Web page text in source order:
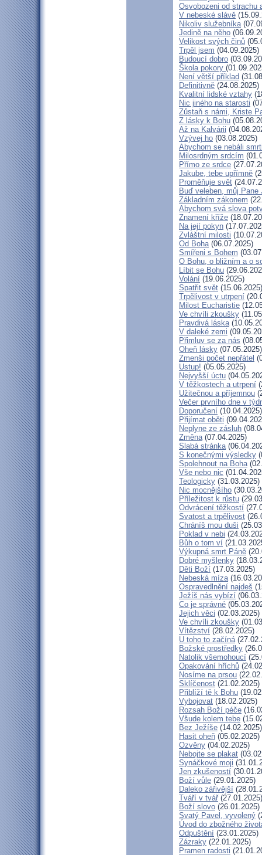
Osvobozeni od strachu
V nebeské slávě
Nikoliv služebníka
Jedině na něho
Velikost svých činů
Trpěl jsem (04.09.2025)
Budoucí dobro
Škola pokory
Není větší příklad
Definitivně (24.08.2025)
Kvalitní lidské vztahy
Nic jiného na starosti
Zůstaň s námi, Kriste
Z lásky k Bohu
Až na Kalvárii
Vzývej ho (03.08.2025)
Abychom se nebáli
Milosrdným srdcím
Přímo ze srdce
Jakube, tebe upřímně
Proměňuje svět
Buď veleben, můj
Základním zákonem
Abychom svá slova
Znamení kříže
Na její pokyn
Zvláštní milosti
Od Boha(06.07.2025)
Smířeni s Bohem
O Bohu, o bližním a o
Líbit se Bohu
Volání (19.06.2025)
Spatřit svět (15.06.2025)
Trpělivost v utrpení
Milost Eucharistie
Ve chvíli zkoušky
Pravdivá láska
V daleké zemi
Přimluv se za nás
Oheň lásky (07.05.2025)
Zmenši počet nepřátel
Ustup! (05.05.2025)
Nejvyšší úctu
V těžkostech a utrpení
Užitečnou a příjemnou
Večer prvního dne v
Doporučení (10.04.2025)
Přijímat oběti
Neplyne ze zásluh
Změna(07.04.2025)
Slabá stránka
S konečnými výsledky
Spolehnout na Boha
Vše nebo nic
Teologicky (31.03.2025)
Nic mocnějšího
Příležitost k růstu
Odvrácení těžkostí
Svatost a trpělivost
Chráníš mou duši
Poklad v nebi
Bůh o tom ví
Výkupná smrt Páně
Dobré myšlenky
Děti Boží (17.03.2025)
Nebeská míza
Ospravedlnění najdeš
Ježíš nás vybízí
Co je správné
Jejich věci (02.03.2025)
Ve chvíli zkoušky
Vítězství (28.02.2025)
U toho to začíná
Božské prostředky
Natolik všemohoucí
Opakování hříchů
Nosíme na prsou
Sklíčenost (21.02.2025)
Přiblíží tě k Bohu
Vybojovat (18.02.2025)
Rozsah Boží péče
Všude kolem tebe
Bez Ježíše (14.02.2025)
Hasit oheň (05.02.2025)
Ozvěny (04.02.2025)
Nebojte se plakat
Synáčkové moji
Jen zkušeností
Boží vůle (29.01.2025)
Daleko zářivější
Tváří v tvář(27.01.2025)
Boží slovo (26.01.2025)
Svatý Pavel, vyvolený
Úvod do zbožného
Odpuštění (23.01.2025)
Zázraky (22.01.2025)
Pramen radosti